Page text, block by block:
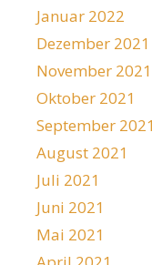
Januar 2022
Dezember 2021
November 2021
Oktober 2021
September 2021
August 2021
Juli 2021
Juni 2021
Mai 2021